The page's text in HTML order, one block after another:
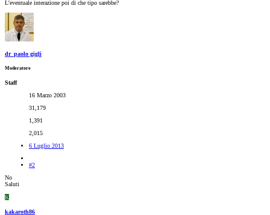
L'eventuale interazione poi di che tipo sarebbe?
dr_paolo gigli
Moderatore
Staff
16 Marzo 2003
31,179
1,391
2,015
6 Luglio 2013
#2
No
Saluti
K
kakaroth86